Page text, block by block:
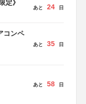
定》
あと 24 日
コンペ
あと 35 日
あと 58 日